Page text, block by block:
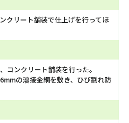
クリート舗装で仕上げを行ってほ
コンクリート舗装を行った。
の溶接金網を敷き、ひび割れ防